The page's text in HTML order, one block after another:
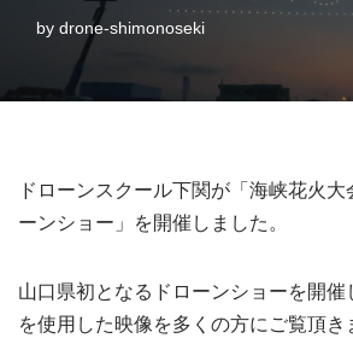
by drone-shimonoseki
ドローンスクール下関が「海峡花火大
ーンショー」を開催しました。
山口県初となるドローンショーを開
を使用した映像を多くの方にご覧頂き